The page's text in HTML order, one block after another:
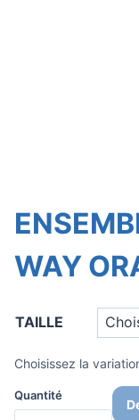
WAY
TAILLE
Choisissez la
Quantité